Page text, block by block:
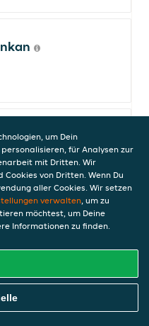
Bestellen
um Dein
für Analysen zur
mit Dritten. Wir
von Dritten. Wenn Du
aller Cookies. Wir setzen
verwalten, um zu
möchtest, um Deine
Informationen zu finden.